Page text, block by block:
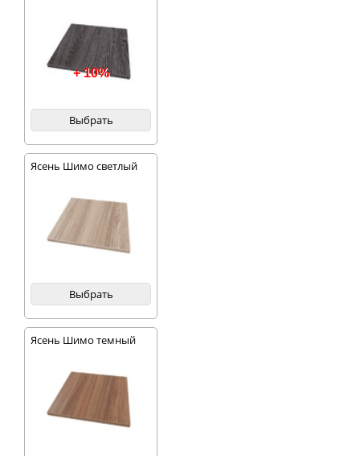
+ 10%
Выбрать
Ясень Шимо светлый
Выбрать
Ясень Шимо темный